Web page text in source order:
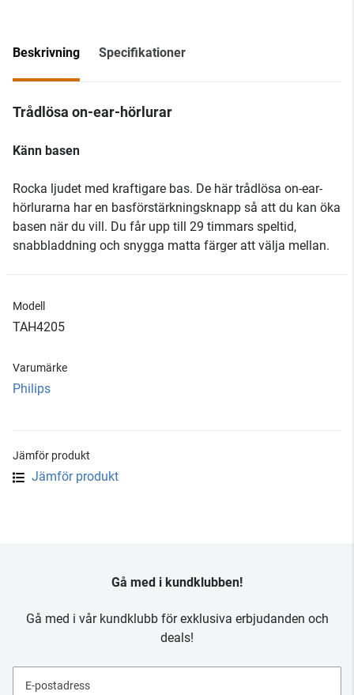
Beskrivning Specifikationer
Trådlösa on-ear-hörlurar
Känn basen
Rocka ljudet med kraftigare bas. De här trådlösa on-ear-
hörlurarna har en basförstärkningsknapp så att du kan öka
basen när du vill. Du får upp till 29 timmars speltid,
snabbladdning och snygga matta färger att välja mellan.
Modell
TAH4205
Varumärke
Philips
Jämför produkt
Jämför produkt
Gå med i kundklubben!
Gå med i vår kundklubb för exklusiva erbjudanden och
deals!
E-postadress